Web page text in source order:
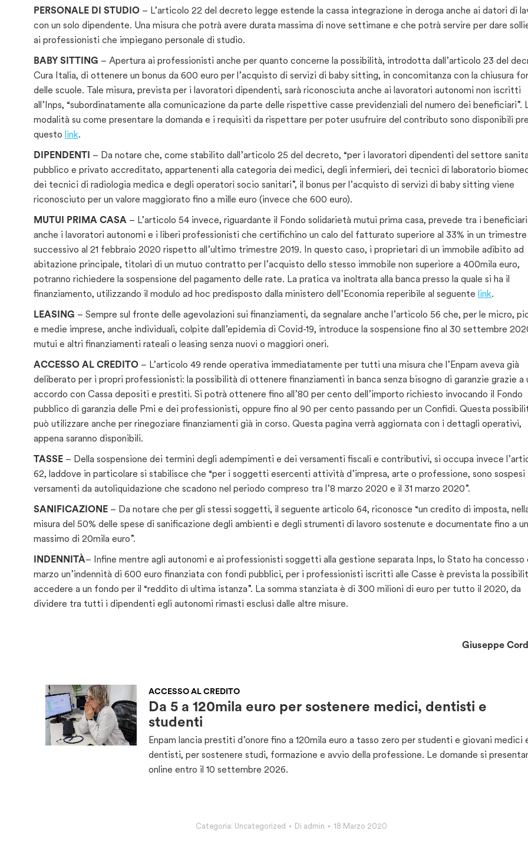
PERSONALE DI STUDIO – L’articolo 22 del decreto legge estende la cassa integrazione in deroga anche ai datori di
con un solo dipendente. Una misura che potrà avere durata massima di nove settimane e che potrà servire per dare
ai professionisti che impiegano personale di studio.
BABY SITTING – Apertura ai professionisti anche per quanto concerne la possibilità, introdotta dall’articolo 23 del
Cura Italia, di ottenere un bonus da 600 euro per l’acquisto di servizi di baby sitting, in concomitanza con la chiusura
delle scuole. Tale misura, prevista per i lavoratori dipendenti, sarà riconosciuta anche ai lavoratori autonomi non iscritti
all’Inps, “subordinatamente alla comunicazione da parte delle rispettive casse previdenziali del numero dei beneficiari”.
modalità su come presentare la domanda e i requisiti da rispettare per poter usufruire del contributo sono disponibili
questo link.
DIPENDENTI – Da notare che, come stabilito dall’articolo 25 del decreto, “per i lavoratori dipendenti del settore
pubblico e privato accreditato, appartenenti alla categoria dei medici, degli infermieri, dei tecnici di laboratorio
dei tecnici di radiologia medica e degli operatori socio sanitari”, il bonus per l’acquisto di servizi di baby sitting viene
riconosciuto per un valore maggiorato fino a mille euro (invece che 600 euro).
MUTUI PRIMA CASA – L’articolo 54 invece, riguardante il Fondo solidarietà mutui prima casa, prevede tra i beneficiari
anche i lavoratori autonomi e i liberi professionisti che certifichino un calo del fatturato superiore al 33% in un trimestre
successivo al 21 febbraio 2020 rispetto all’ultimo trimestre 2019. In questo caso, i proprietari di un immobile adibito ad
abitazione principale, titolari di un mutuo contratto per l’acquisto dello stesso immobile non superiore a 400mila euro,
potranno richiedere la sospensione del pagamento delle rate. La pratica va inoltrata alla banca presso la quale si ha il
finanziamento, utilizzando il modulo ad hoc predisposto dalla ministero dell’Economia reperibile al seguente link.
LEASING – Sempre sul fronte delle agevolazioni sui finanziamenti, da segnalare anche l’articolo 56 che, per le micro,
e medie imprese, anche individuali, colpite dall’epidemia di Covid-19, introduce la sospensione fino al 30 settembre
mutui e altri finanziamenti rateali o leasing senza nuovi o maggiori oneri.
ACCESSO AL CREDITO – L’articolo 49 rende operativa immediatamente per tutti una misura che l’Enpam aveva già
deliberato per i propri professionisti: la possibilità di ottenere finanziamenti in banca senza bisogno di garanzie grazie a
accordo con Cassa depositi e prestiti. Si potrà ottenere fino all’80 per cento dell’importo richiesto invocando il Fondo
pubblico di garanzia delle Pmi e dei professionisti, oppure fino al 90 per cento passando per un Confidi. Questa
può utilizzare anche per rinegoziare finanziamenti già in corso. Questa pagina verrà aggiornata con i dettagli operativi,
appena saranno disponibili.
TASSE – Della sospensione dei termini degli adempimenti e dei versamenti fiscali e contributivi, si occupa invece
62, laddove in particolare si stabilisce che “per i soggetti esercenti attività d’impresa, arte o professione, sono sospesi
versamenti da autoliquidazione che scadono nel periodo compreso tra l’8 marzo 2020 e il 31 marzo 2020”.
SANIFICAZIONE – Da notare che per gli stessi soggetti, il seguente articolo 64, riconosce “un credito di imposta,
misura del 50% delle spese di sanificazione degli ambienti e degli strumenti di lavoro sostenute e documentate fino a un
massimo di 20mila euro”.
INDENNITÀ– Infine mentre agli autonomi e ai professionisti soggetti alla gestione separata Inps, lo Stato ha concesso
marzo un’indennità di 600 euro finanziata con fondi pubblici, per i professionisti iscritti alle Casse è prevista la
accedere a un fondo per il “reddito di ultima istanza”. La somma stanziata è di 300 milioni di euro per tutto il 2020, da
dividere tra tutti i dipendenti egli autonomi rimasti esclusi dalle altre misure.
Giuseppe
ACCESSO AL CREDITO
Da 5 a 120mila euro per sostenere medici, dentisti e
studenti
Enpam lancia prestiti d’onore fino a 120mila euro a tasso zero per studenti e giovani medici
dentisti, per sostenere studi, formazione e avvio della professione. Le domande si
online entro il 10 settembre 2026.
Categoria: Uncategorized Di admin 18 Marzo 2020